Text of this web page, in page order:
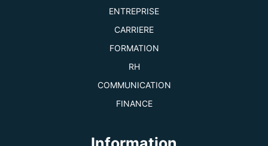
ENTREPRISE
CARRIERE
FORMATION
RH
COMMUNICATION
FINANCE